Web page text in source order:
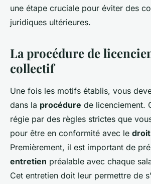
une étape cruciale pour éviter des
juridiques ultérieures.
La procédure de
collectif
Une fois les motifs établis, vous
dans la procédure de licenciement.
régie par des règles strictes que
pour être en conformité avec le droit
Premièrement, il est important de
entretien préalable avec chaque
Cet entretien doit leur permettre de